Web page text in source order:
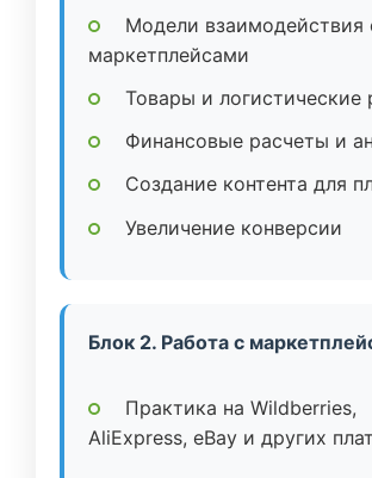
Модели взаимодействия
маркетплейсами
Товары и логистические
Финансовые расчеты и
Создание контента для
Увеличение конверсии
Блок 2. Работа с
Практика на Wildberries,
AliExpress, eBay и других